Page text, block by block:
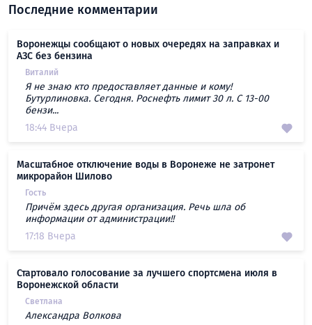
Последние комментарии
Воронежцы сообщают о новых очередях на заправках и
АЗС без бензина
Виталий
Я не знаю кто предоставляет данные и кому!
Бутурлиновка. Сегодня. Роснефть лимит 30 л. С 13-00
бензи...
18:44 Вчера
Масштабное отключение воды в Воронеже не затронет
микрорайон Шилово
Гость
Причём здесь другая организация. Речь шла об
информации от администрации!!
17:18 Вчера
Стартовало голосование за лучшего спортсмена июля в
Воронежской области
Светлана
Александра Волкова